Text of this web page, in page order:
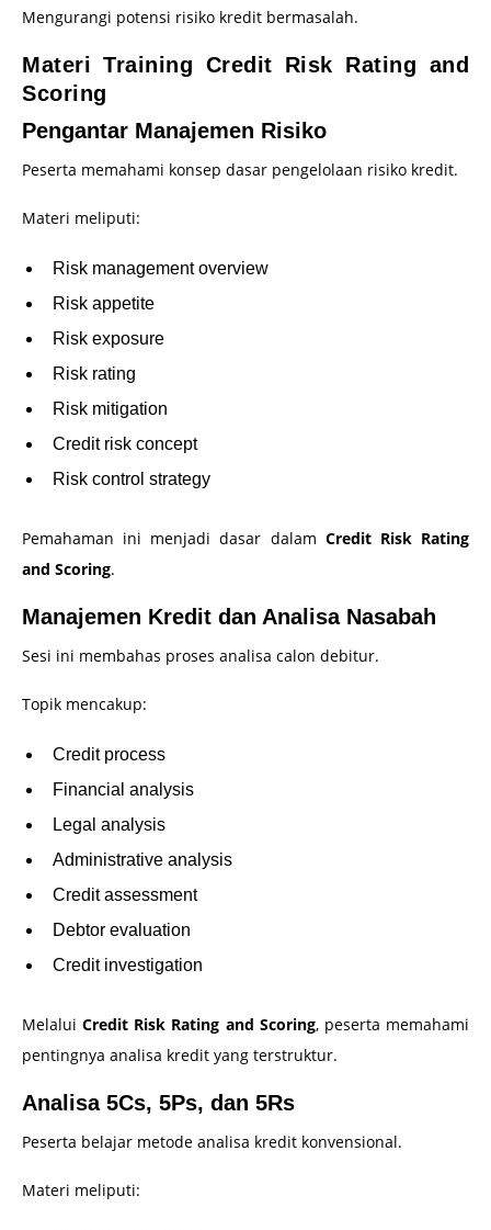
Mengurangi potensi risiko kredit bermasalah.
Materi Training Credit Risk Rating and
Scoring
Pengantar Manajemen Risiko
Peserta memahami konsep dasar pengelolaan risiko kredit.
Materi meliputi:
Risk management overview
Risk appetite
Risk exposure
Risk rating
Risk mitigation
Credit risk concept
Risk control strategy
Pemahaman ini menjadi dasar dalam Credit Risk Rating
and Scoring.
Manajemen Kredit dan Analisa Nasabah
Sesi ini membahas proses analisa calon debitur.
Topik mencakup:
Credit process
Financial analysis
Legal analysis
Administrative analysis
Credit assessment
Debtor evaluation
Credit investigation
MelaluiCredit Risk Rating and Scoring, peserta memahami
pentingnya analisa kredit yang terstruktur.
Analisa 5Cs, 5Ps, dan 5Rs
Peserta belajar metode analisa kredit konvensional.
Materi meliputi: